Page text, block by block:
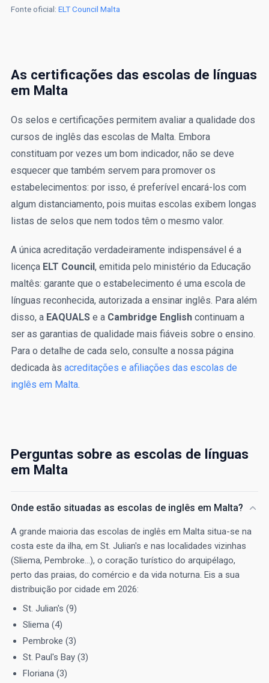
Fonte oficial: ELT Council Malta
As certificações das escolas de línguas
em Malta
Os selos e certificações permitem avaliar a qualidade dos
cursos de inglês das escolas de Malta. Embora
constituam por vezes um bom indicador, não se deve
esquecer que também servem para promover os
estabelecimentos: por isso, é preferível encará-los com
algum distanciamento, pois muitas escolas exibem longas
listas de selos que nem todos têm o mesmo valor.
A única acreditação verdadeiramente indispensável é a
licença ELT Council , emitida pelo ministério da Educação
maltês: garante que o estabelecimento é uma escola de
línguas reconhecida, autorizada a ensinar inglês. Para além
disso, a EAQUALSe a Cambridge Englishcontinuam a
ser as garantias de qualidade mais fiáveis sobre o ensino.
Para o detalhe de cada selo, consulte a nossa página
dedicada às acreditações e afiliações das escolas de
inglês em Malta.
Perguntas sobre as escolas de línguas
em Malta
Onde estão situadas as escolas de inglês em Malta?
A grande maioria das escolas de inglês em Malta situa-se na
costa este da ilha, em St. Julian's e nas localidades vizinhas
(Sliema, Pembroke…), o coração turístico do arquipélago,
perto das praias, do comércio e da vida noturna. Eis a sua
distribuição por cidade em 2026:
St. Julian's (9)
Sliema (4)
Pembroke (3)
St. Paul's Bay (3)
Floriana (3)